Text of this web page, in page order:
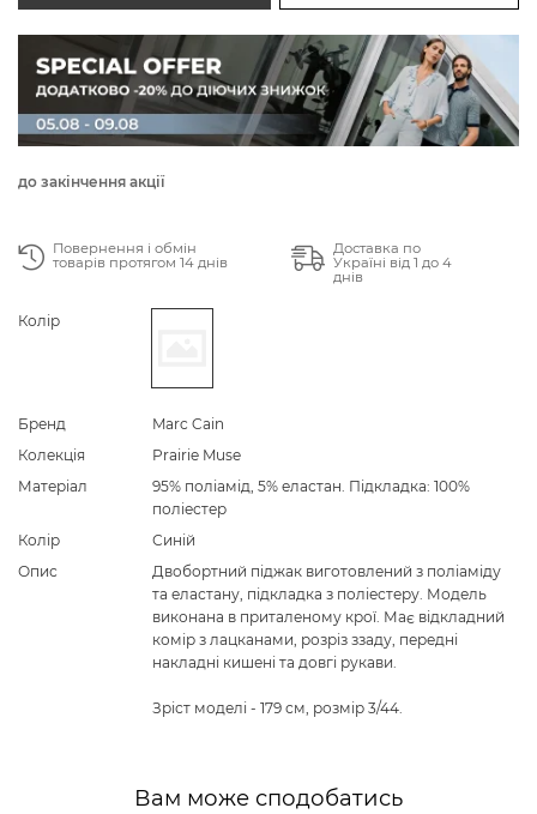
до закінчення акції
Повернення і обмін
товарів протягом 14 днів
Доставка по
Україні від 1 до 4
днів
Колір
Бренд
Marc Cain
Колекція
Prairie Muse
Матеріал
95% поліамід, 5% еластан. Підкладка: 100%
поліестер
Колір
Синій
Опис
Двобортний піджак виготовлений з поліаміду
та еластану, підкладка з поліестеру. Модель
виконана в приталеному крої. Має відкладний
комір з лацканами, розріз ззаду, передні
накладні кишені та довгі рукави.
Зріст моделі - 179 см, розмір 3/44.
Вам може сподобатись